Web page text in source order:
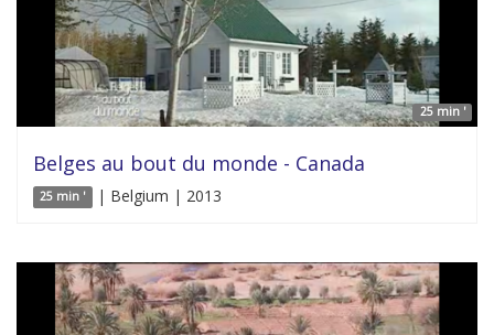
25 min '
Belges au bout du monde - Canada
25 min ' | Belgium | 2013